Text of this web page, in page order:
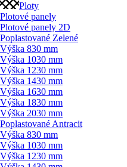
Ploty
Plotové panely
Plotové panely 2D
Poplastované Zelené
Výška 830 mm
Výška 1030 mm
Výška 1230 mm
Výška 1430 mm
Výška 1630 mm
Výška 1830 mm
Výška 2030 mm
Poplastované Antracit
Výška 830 mm
Výška 1030 mm
Výška 1230 mm